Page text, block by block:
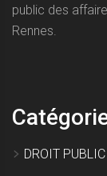
public des
Rennes.
DROIT PUBLIC